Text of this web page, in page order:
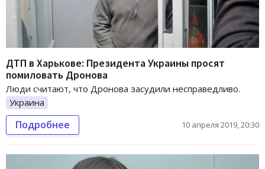
ДТП в Харькове: Президента Украины просят
помиловать Дронова
Люди считают, что Дронова засудили несправедливо.
Украина
Подробнее 10 апреля 2019, 20:30